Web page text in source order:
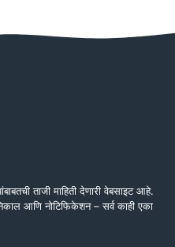
ताजी माहिती देणारी वेबसाइट आहे.
आणि नोटिफिकेशन – सर्व काही एका